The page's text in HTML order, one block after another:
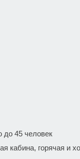
45 человек
кабина, горячая и